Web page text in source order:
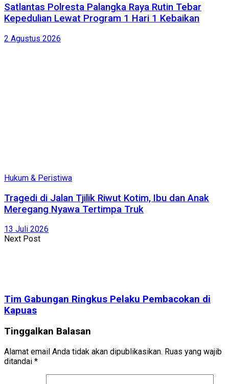
Satlantas Polresta Palangka Raya Rutin Tebar
Kepedulian Lewat Program 1 Hari 1 Kebaikan
2 Agustus 2026
Hukum & Peristiwa
Tragedi di Jalan Tjilik Riwut Kotim, Ibu dan Anak
Meregang Nyawa Tertimpa Truk
13 Juli 2026
Next Post
Tim Gabungan Ringkus Pelaku Pembacokan di
Kapuas
Tinggalkan Balasan
Alamat email Anda tidak akan dipublikasikan. Ruas yang wajib
ditandai *